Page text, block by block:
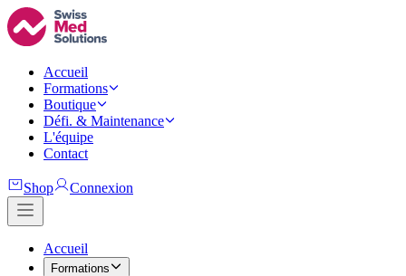
Accueil
Formations
Boutique
Défi. & Maintenance
L'équipe
Contact
Shop Connexion
Accueil
Formations